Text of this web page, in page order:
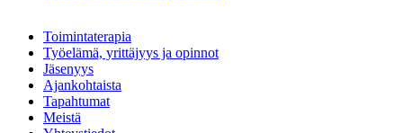
Toimintaterapia
Työelämä, yrittäjyys ja opinnot
Jäsenyys
Ajankohtaista
Tapahtumat
Meistä